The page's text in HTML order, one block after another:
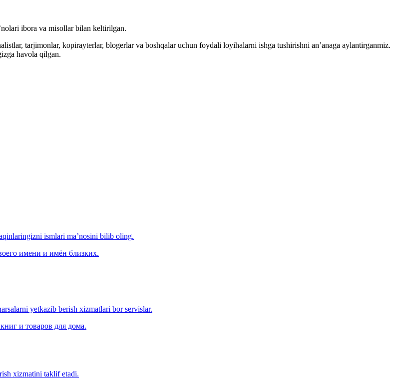
ibora va misollar bilan keltirilgan.
tarjimonlar, kopirayterlar, blogerlar va boshqalar uchun foydali loyihalarni ishga tushirishni an’anaga aylantirganmiz.
havola qilgan.
ismlari ma’nosini bilib oling.
имени и имён близких.
yetkazib berish xizmatlari bor servislar.
и товаров для дома.
xizmatini taklif etadi.